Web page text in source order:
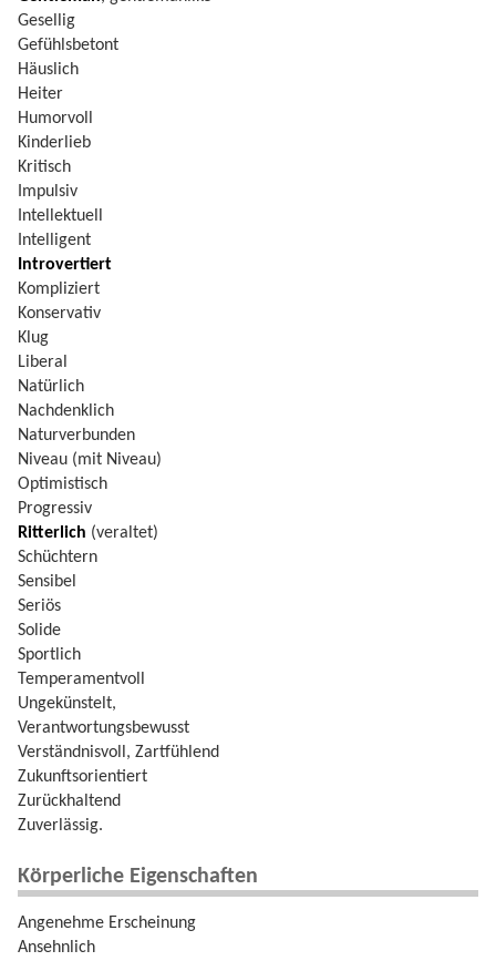
Gesellig
Gefühlsbetont
Häuslich
Heiter
Humorvoll
Kinderlieb
Kritisch
Impulsiv
Intellektuell
Intelligent
Introvertiert
Kompliziert
Konservativ
Klug
Liberal
Natürlich
Nachdenklich
Naturverbunden
Niveau (mit Niveau)
Optimistisch
Progressiv
Ritterlich (veraltet)
Schüchtern
Sensibel
Seriös
Solide
Sportlich
Temperamentvoll
Ungekünstelt,
Verantwortungsbewusst
Verständnisvoll, Zartfühlend
Zukunftsorientiert
Zurückhaltend
Zuverlässig.
Körperliche Eigenschaften
Angenehme Erscheinung
Ansehnlich